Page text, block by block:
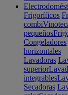
Frigoríficos
combi
pequeños
Congeladores
horizontales
Lavadoras
superior
integrables
Secadoras